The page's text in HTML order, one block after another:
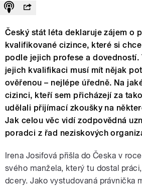
Český stát léta deklaruje zájem o
kvalifikované cizince, které si
podle jejich profese a dovedností.
jejich kvalifikaci musí mít nějak
ověřenou – nejlépe úředně. Na
cizinci, kteří sem přicházejí za
udělali přijímací zkoušky na
Jak celou věc vidí zodpovědná
poradci z řad neziskových
Irena Josifová přišla do Česka v
svého manžela, který tu dostal
dcery. Jako vystudovaná právnička